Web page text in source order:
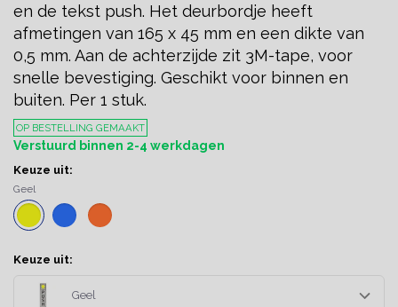
en de tekst push. Het deurbordje heeft
afmetingen van 165 x 45 mm en een dikte van
0,5 mm. Aan de achterzijde zit 3M-tape, voor
snelle bevestiging. Geschikt voor binnen en
buiten. Per 1 stuk.
OP BESTELLING GEMAAKT
Verstuurd binnen 2-4 werkdagen
Keuze uit:
Geel
Keuze uit:
Geel